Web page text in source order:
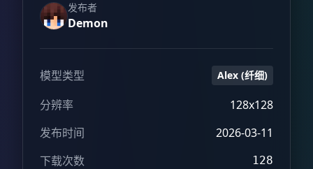
发布者
Demon
模型类型 Alex (纤细)
分辨率
128x128
发布时间
2026-03-11
下载次数
128